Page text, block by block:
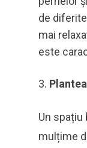
de
mai
este
Un
mulțime